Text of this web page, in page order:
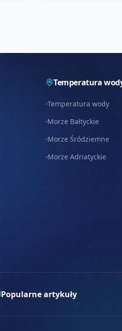
Temperatura
Temperatura wody
Morze Bałtyckie
Morze Śródziemne
Morze Adriatyckie
Popularne artykuły